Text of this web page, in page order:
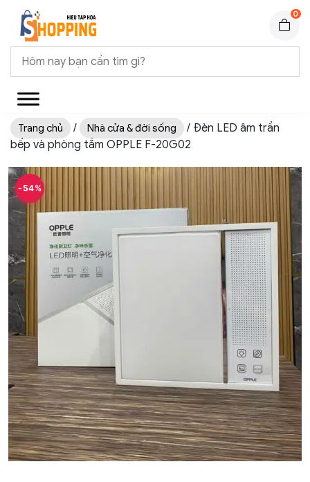
0
Trang chủ / Nhà cửa & đời sống
/ Đèn LED âm trần
bếp và phòng tắm OPPLE F-20G02
-54%